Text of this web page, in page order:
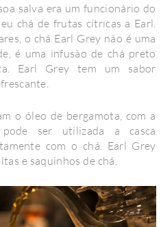
salva era um funcionário do
chá de frutas cítricas a Earl.
o chá Earl Grey não é uma
é uma infusão de chá preto
Earl Grey tem um sabor
o óleo de bergamota, com a
ser utilizada a casca
com o chá. Earl Grey
e saquinhos de chá.